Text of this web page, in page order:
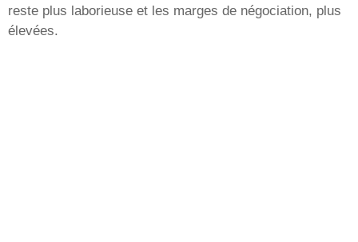
reste plus laborieuse et les marges de négociation, plus
élevées.